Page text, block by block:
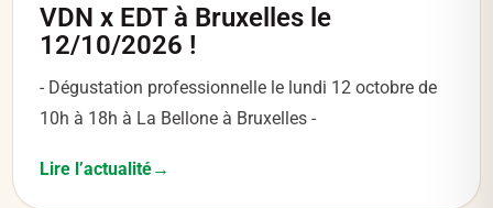
VDN x EDT à Bruxelles le
12/10/2026 !
- Dégustation professionnelle le lundi 12 octobre de
10h à 18h à La Bellone à Bruxelles -
Lire l’actualité